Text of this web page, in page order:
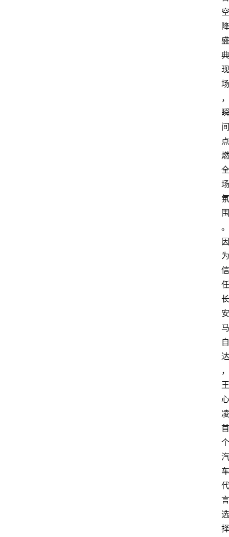
空
降
盛
典
现
场
，
瞬
间
点
燃
全
场
氛
围
。
因
为
信
任
长
安
马
自
达
，
王
心
凌
首
个
汽
车
代
言
选
择